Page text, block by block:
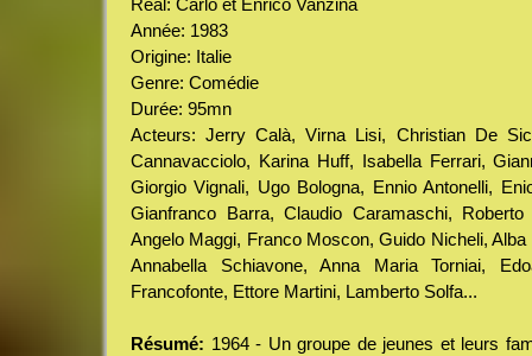
Réal: Carlo et Enrico Vanzina
Année: 1983
Origine: Italie
Genre: Comédie
Durée: 95mn
Acteurs: Jerry Calà, Virna Lisi, Christian De
Cannavacciolo, Karina Huff, Isabella Ferrari,
Giorgio Vignali, Ugo Bologna, Ennio Antonelli,
Gianfranco Barra, Claudio Caramaschi,
Angelo Maggi, Franco Moscon, Guido Nicheli,
Annabella Schiavone, Anna Maria Torniai,
Francofonte, Ettore Martini, Lamberto Solfa...
Résumé: 1964 - Un groupe de jeunes et leurs